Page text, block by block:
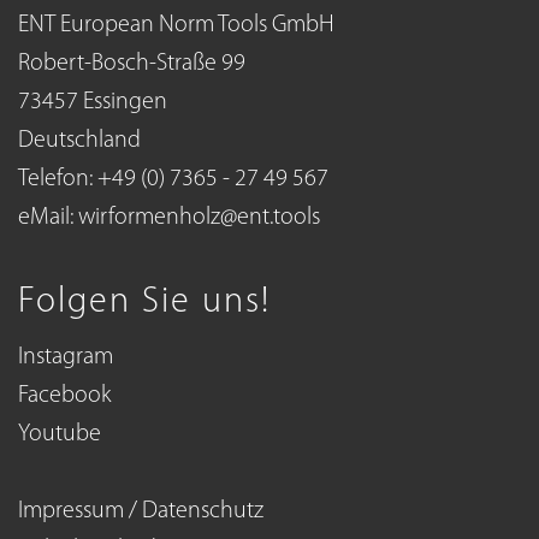
ENT European Norm Tools GmbH
Robert-Bosch-Straße 99
73457 Essingen
Deutschland
Telefon: +49 (0) 7365 - 27 49 567
eMail: wirformenholz@ent.tools
Folgen Sie uns!
Instagram
Facebook
Youtube
Impressum / Datenschutz